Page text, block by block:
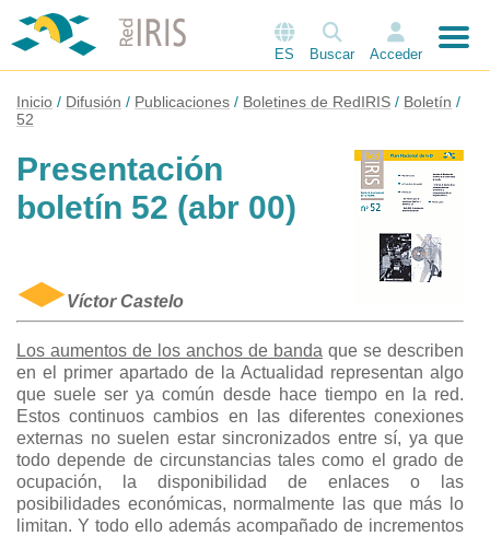
ES Buscar Acceder
Inicio Difusión Publicaciones Boletines de RedIRIS
Boletín
52
Presentación
boletín 52 (abr 00)
Víctor Castelo
Los aumentos de los anchos de banda que se describen
en el primer apartado de la Actualidad representan algo
que suele ser ya común desde hace tiempo en la red.
Estos continuos cambios en las diferentes conexiones
externas no suelen estar sincronizados entre sí, ya que
todo depende de circunstancias tales como el grado de
ocupación, la disponibilidad de enlaces o las
posibilidades económicas, normalmente las que más lo
limitan. Y todo ello además acompañado de incrementos